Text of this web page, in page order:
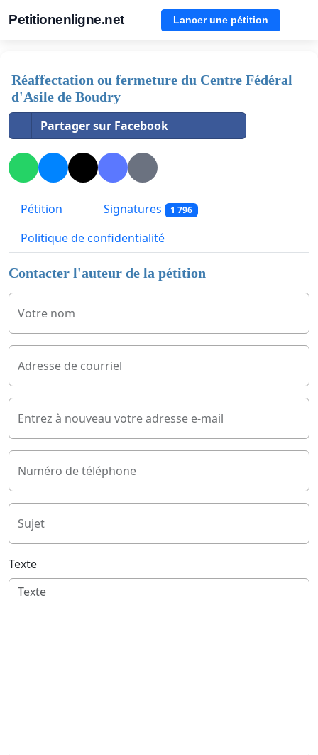
Petitionenligne.net Lancer une pétition
Réaffectation ou fermeture du Centre Fédéral
d'Asile de Boudry
Partager sur Facebook
Pétition Signatures 1 796
Politique de confidentialité
Contacter l'auteur de la pétition
Votre nom
Adresse de courriel
Entrez à nouveau votre adresse e-mail
Numéro de téléphone
Sujet
Texte